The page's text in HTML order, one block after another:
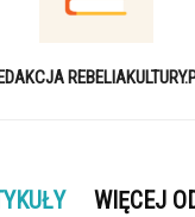
WIĘCEJ